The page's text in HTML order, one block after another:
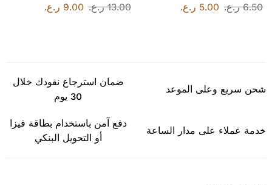
6.50 ر.ع. 5.00 ر.ع. 13.00 ر.ع. 9.00 ر.ع.
شحن سريع وعلى الموعد
ضمان استرجاع نقودك خلال
30 يوم
خدمة عملاء على مدار الساعة
دفع آمن باستخدام بطاقة فيزا
أو التحويل البنكي